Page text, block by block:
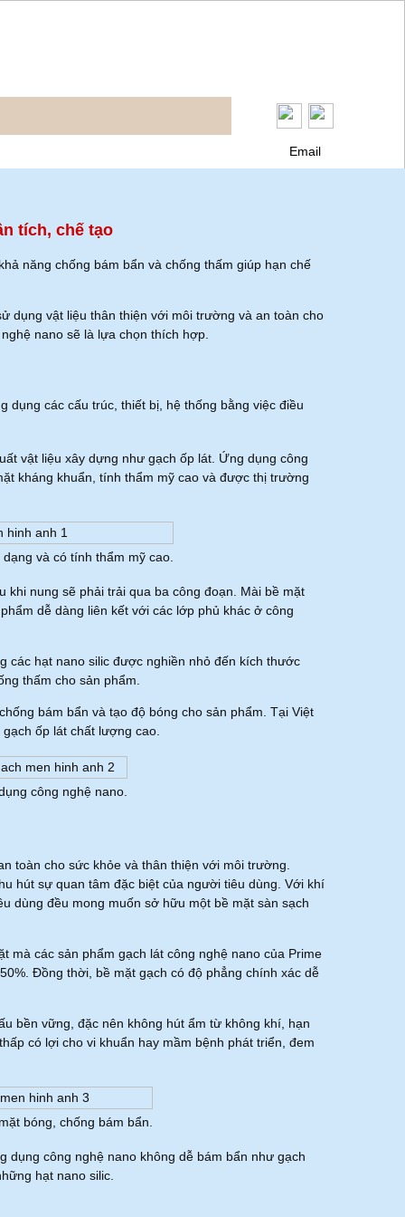
Email
tích, chế tạo
năng chống bám bẩn và chống thấm giúp hạn chế
dụng vật liệu thân thiện với môi trường và an toàn cho
nano sẽ là lựa chọn thích hợp.
dụng các cấu trúc, thiết bị, hệ thống bằng việc điều
vật liệu xây dựng như gạch ốp lát. Ứng dụng công
kháng khuẩn, tính thẩm mỹ cao và được thị trường
và có tính thẩm mỹ cao.
nung sẽ phải trải qua ba công đoạn. Mài bề mặt
dễ dàng liên kết với các lớp phủ khác ở công
các hạt nano silic được nghiền nhỏ đến kích thước
thấm cho sản phẩm.
bám bẩn và tạo độ bóng cho sản phẩm. Tại Việt
ốp lát chất lượng cao.
công nghệ nano.
toàn cho sức khỏe và thân thiện với môi trường.
hút sự quan tâm đặc biệt của người tiêu dùng. Với khí
dùng đều mong muốn sở hữu một bề mặt sàn sạch
mà các sản phẩm gạch lát công nghệ nano của Prime
Đồng thời, bề mặt gạch có độ phẳng chính xác dễ
bền vững, đặc nên không hút ẩm từ không khí, hạn
có lợi cho vi khuẩn hay mầm bệnh phát triển, đem
bóng, chống bám bẩn.
công nghệ nano không dễ bám bẩn như gạch
hạt nano silic.